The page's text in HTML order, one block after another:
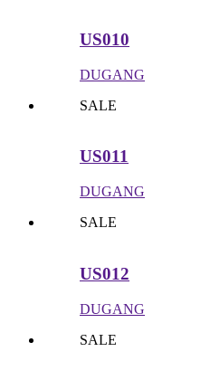
US010
DUGANG
SALE
US011
DUGANG
SALE
US012
DUGANG
SALE